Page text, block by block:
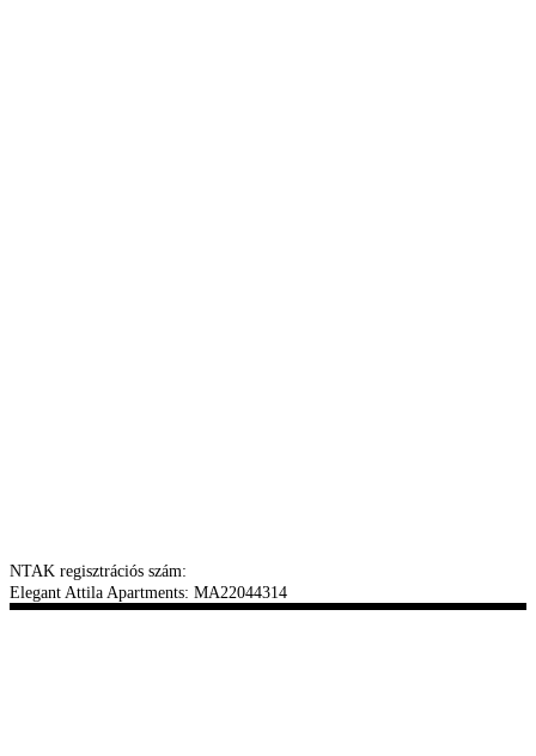
NTAK regisztrációs szám:
Elegant Attila Apartments: MA22044314